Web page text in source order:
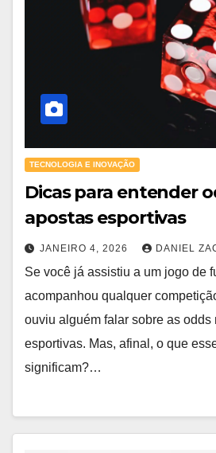
TECNOLOGIA E INOVAÇÃO
Dicas para entender
apostas esportivas
JANEIRO 4, 2026 DANIEL
Se você já assistiu a um jogo de
acompanhou qualquer
ouviu alguém falar sobre as odds
esportivas. Mas, afinal, o que
significam?…